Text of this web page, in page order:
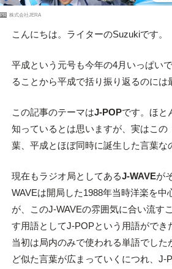
PR 株式会社JERA
こんにちは。ライターのSuzukiです。
平成という元号も今年の4月いっぱい
ることから平成で括り振り返るのには
この記事のテーマはJ-POPです。ほと
知っているとは思いますが、実はこの
葉、平成とほぼ同時に誕生した言葉な
現在もラジオ局としてあるJ-WAVEが
WAVEは開局した1988年当時洋楽を中
が、このJ-WAVEの雰囲気に合い流す
す用語としてJ-POPという用語ができ
当初は局内のみで使われる単語でした
ど似た言葉が広まっていくにつれ、J-